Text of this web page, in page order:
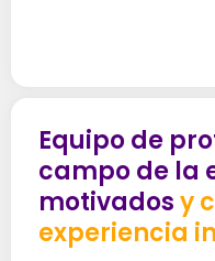
Equipo de
campo de la
motivadosy
experiencia